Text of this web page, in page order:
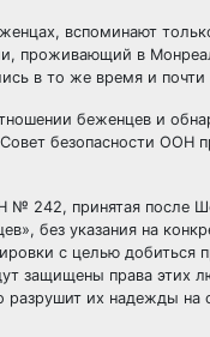
вспоминают
проживающий в
в то же время и
беженцев и
безопасности
242, принятая после
без указания на
с целью
защищены права этих
их надежды на